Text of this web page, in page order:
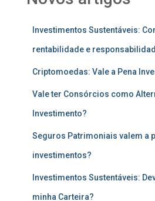
Investimentos Sustentáveis:
rentabilidade e
Criptomoedas: Vale a Pena
Vale ter Consórcios como
Investimento?
Seguros Patrimoniais valem a
investimentos?
Investimentos Sustentáveis:
minha Carteira?